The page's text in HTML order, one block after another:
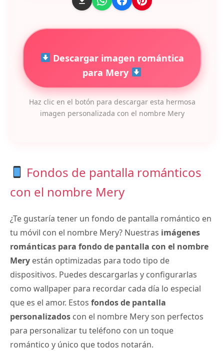
Descargar imagen romántica
para Mery
Haz clic en el botón para descargar esta hermosa
imagen personalizada con el nombre Mery
Fondos de pantalla románticos
con el nombre Mery
¿Te gustaría tener un fondo de pantalla romántico en
tu móvil con el nombre Mery? Nuestras imágenes
románticas para fondo de pantalla con el nombre
Mery están optimizadas para todo tipo de
dispositivos. Puedes descargarlas y configurarlas
como wallpaper para recordar cada día lo especial
que es el amor. Estos fondos de pantalla
personalizados con el nombre Mery son perfectos
para personalizar tu teléfono con un toque
romántico y único que todos notarán.